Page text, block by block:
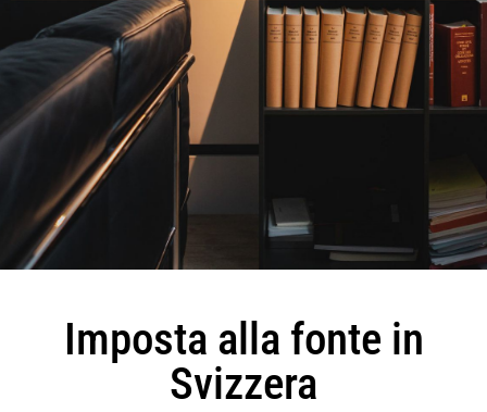
Imposta alla fonte in
Svizzera